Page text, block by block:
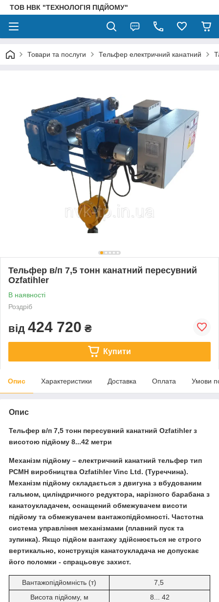
ТОВ НВК "ТЕХНОЛОГІЯ ПІДЙОМУ"
Товари та послуги Тельфер електричний канатний
Тельфер в/п 7,5 тонн канатний пересувний
Ozfatihler
В наявності
Роздріб
від 424 720 ₴
Купити
Опис Характеристики Доставка Оплата Умови
Опис
Тельфер в/п 7,5 тонн пересувний канатний Ozfatihler з
висотою підйому 8...42 метри
Механізм підйому – електричний канатний тельфер тип
PCMH виробництва Ozfatihler Vinc Ltd. (Туреччина).
Механізм підйому складається з двигуна з вбудованим
гальмом, циліндричного редуктора, нарізного барабана з
канатоукладачем, оснащений обмежувачем висоти
підйому та обмежувачем вантажопідйомності. Частотна
система управління механізмами (плавний пуск та
зупинка). Якщо підйом вантажу здійснюється не строго
вертикально, конструкція канатоукладача не допускає
його поломки - спрацьовує захист.
Вантажопідйомність (т)
7,5
Висота підйому, м
8... 42